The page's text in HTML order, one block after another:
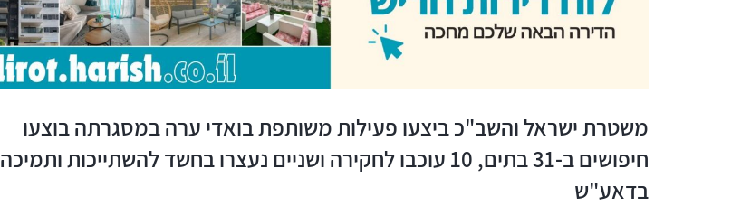
משטרת ישראל והשב"כ ביצעו פעילות משותפת בואדי ערה במסגרתה בוצעו
חיפושים ב-31 בתים, 10 עוכבו לחקירה ושניים נעצרו בחשד להשתייכות ותמיכה
בדאע"ש